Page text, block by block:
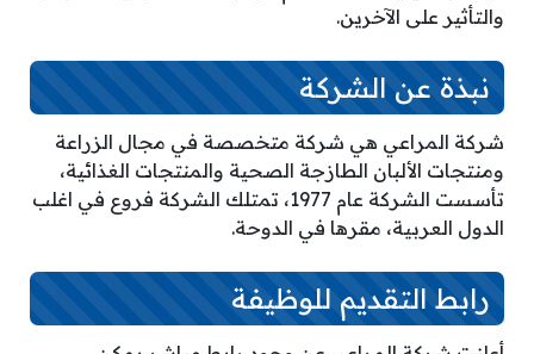
والتأثير على الآخرين.
نبذة عن الشركة
شركة المراعي هي شركة متخصصة في مجال الزراعة
ومنتجات الألبان الطازجة الصحية والمنتجات الغذائية،
تأسست الشركة عام 1977، تمتلك الشركة فروع في اغلب
الدول العربية، مقرها في الدوحة.
رابط التقديم للوظيفة